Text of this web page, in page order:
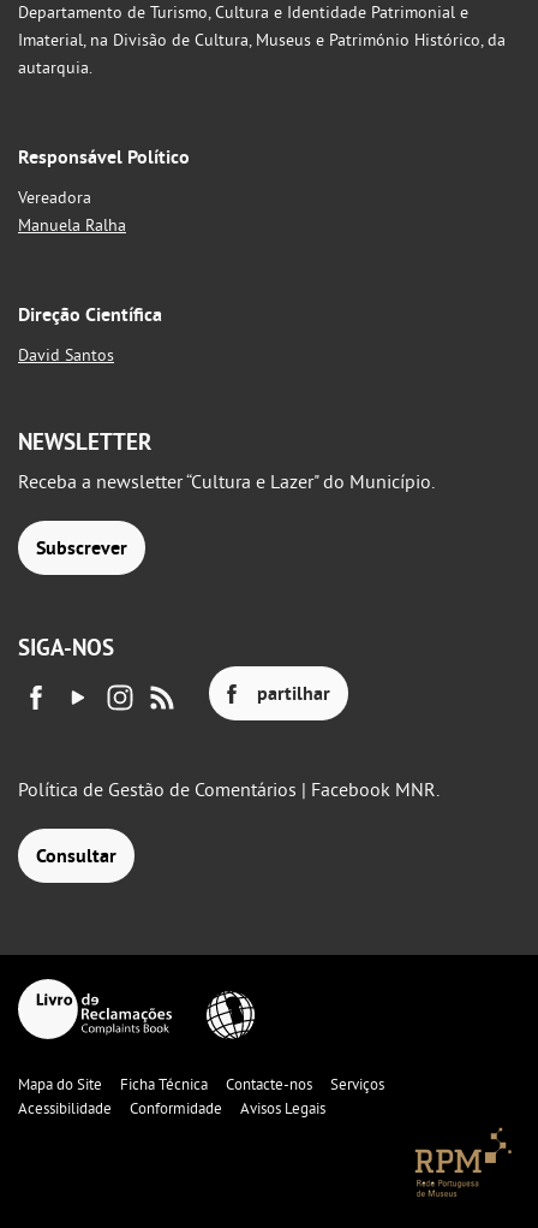
Departamento de Turismo, Cultura e Identidade Patrimonial e
Imaterial, na Divisão de Cultura, Museus e Património Histórico, da
autarquia.
Responsável Político
Vereadora
Manuela Ralha
Direção Científica
David Santos
NEWSLETTER
Receba a newsletter “Cultura e Lazer" do Município.
Subscrever
SIGA-NOS
partilhar
Política de Gestão de Comentários | Facebook MNR.
Consultar
Mapa do Site Ficha Técnica Contacte-nos
Serviços
Acessibilidade
Conformidade Avisos Legais